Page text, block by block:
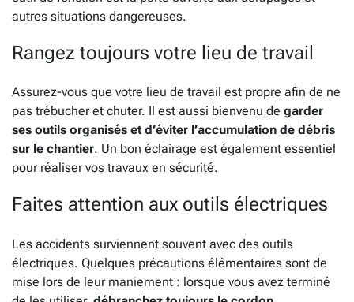
autres situations dangereuses.
Rangez toujours votre lieu de travail
Assurez-vous que votre lieu de travail est propre afin de ne
pas trébucher et chuter. Il est aussi bienvenu de garder
ses outils organisés et d’éviter l’accumulation de débris
sur le chantier. Un bon éclairage est également essentiel
pour réaliser vos travaux en sécurité.
Faites attention aux outils électriques
Les accidents surviennent souvent avec des outils
électriques. Quelques précautions élémentaires sont de
mise lors de leur maniement : lorsque vous avez terminé